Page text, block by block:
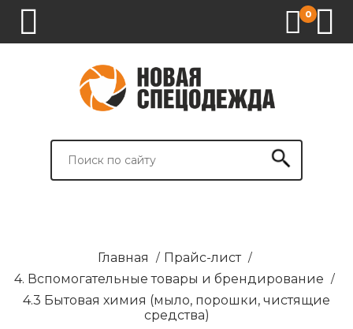
0
СПЕЦОДЕЖДА
СПЕЦОБУВЬ
СРЕДСТВА
ВСПОМОГАТЕЛЬНЫЕ
БРЕНДИРОВАНИЕ
Главная / Прайс-лист /
4. Вспомогательные товары и брендирование /
4.3 Бытовая химия (мыло, порошки, чистящие
средства)